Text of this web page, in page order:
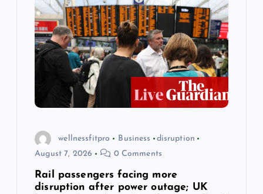
wellnessfitpro Business
disruption
August 7, 2026
0 Comments
Rail passengers facing more
disruption after power outage; UK